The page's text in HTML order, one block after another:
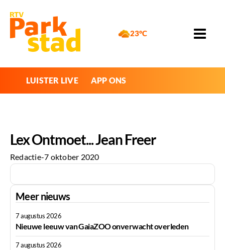
23°C
LUISTER LIVE APP ONS
Lex Ontmoet... Jean Freer
Redactie-7 oktober 2020
Meer nieuws
7 augustus 2026
Nieuwe leeuw van GaiaZOO onverwacht overleden
7 augustus 2026